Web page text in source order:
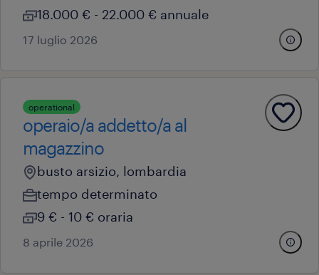
18.000 € - 22.000 € annuale
17 luglio 2026
operational
operaio/a addetto/a al
magazzino
busto arsizio, lombardia
tempo determinato
9 € - 10 € oraria
8 aprile 2026